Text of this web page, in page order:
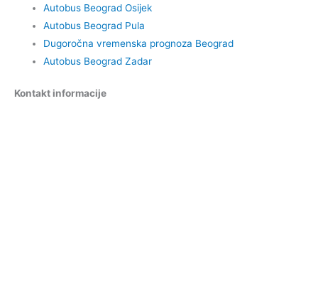
Autobus Beograd Osijek
Autobus Beograd Pula
Dugoročna vremenska prognoza Beograd
Autobus Beograd Zadar
Kontakt informacije